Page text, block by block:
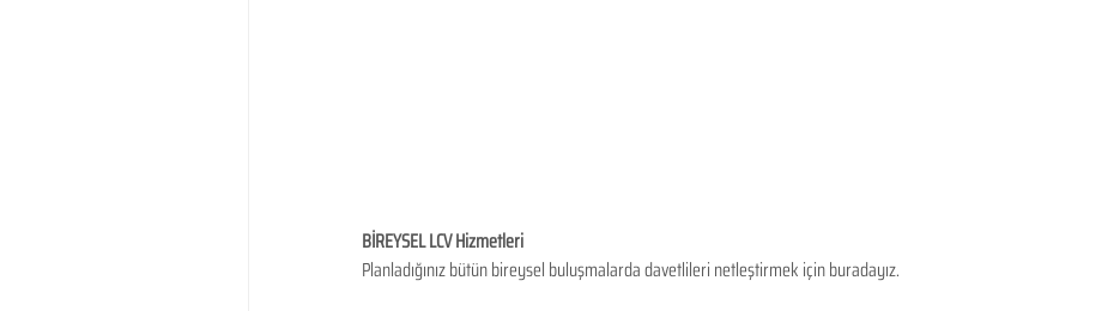
BİREYSEL LCV Hizmetleri
Planladığınız bütün bireysel buluşmalarda davetlileri netleştirmek için buradayız.